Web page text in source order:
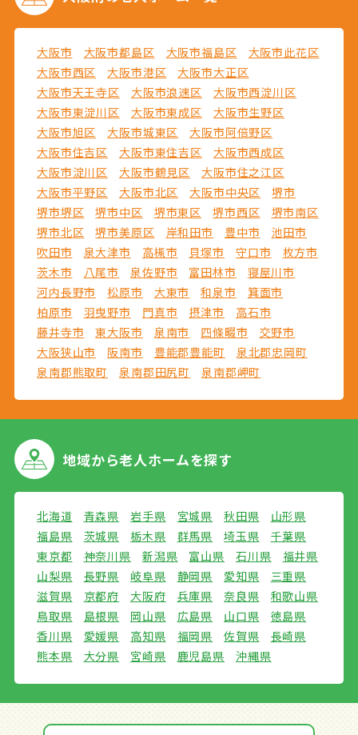
大阪市 大阪市都島区 大阪市福島区
大阪市此花区
大阪市西区
大阪市港区
大阪市大正区
大阪市天王寺区
大阪市浪速区
大阪市西淀川区
大阪市東淀川区
大阪市東成区
大阪市生野区
大阪市旭区
大阪市城東区
大阪市阿倍野区
大阪市住吉区
大阪市東住吉区
大阪市西成区
大阪市淀川区
大阪市鶴見区
大阪市住之江区
大阪市平野区
大阪市北区 大阪市中央区
堺市
堺市堺区
堺市中区 堺市東区 堺市西区
堺市南区
堺市北区
堺市美原区 岸和田市 豊中市
池田市
吹田市
泉大津市 高槻市 貝塚市 守口市
枚方市
茨木市
八尾市 泉佐野市 富田林市
寝屋川市
河内長野市
松原市 大東市 和泉市
箕面市
柏原市
羽曳野市 門真市 摂津市
高石市
藤井寺市
東大阪市 泉南市 四條畷市
交野市
大阪狭山市
阪南市 豊能郡豊能町
泉北郡忠岡町
泉南郡熊取町
泉南郡田尻町 泉南郡岬町
地域から老人ホームを探す
北海道 青森県 岩手県 宮城県 秋田県
山形県
福島県
茨城県 栃木県 群馬県 埼玉県
千葉県
東京都
神奈川県 新潟県 富山県 石川県
福井県
山梨県
長野県 岐阜県 静岡県 愛知県
三重県
滋賀県
京都府 大阪府 兵庫県 奈良県
和歌山県
鳥取県
島根県 岡山県 広島県 山口県
徳島県
香川県
愛媛県 高知県 福岡県 佐賀県
長崎県
熊本県
大分県 宮崎県 鹿児島県 沖縄県